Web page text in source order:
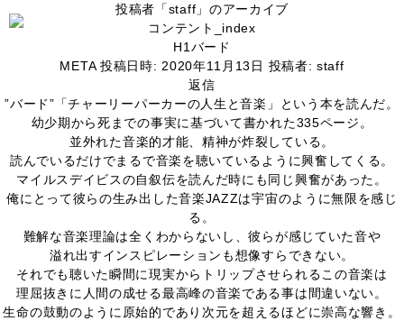
投稿者「staff 」のアーカイブ
コンテント_index
H1 バード
META 投稿日時: 2020年11月13日 投稿者:staff
返信
”バード”「チャーリーパーカーの人生と音楽」という本を読んだ。
幼少期から死までの事実に基づいて書かれた335ページ。
並外れた音楽的才能、精神が炸裂している。
読んでいるだけでまるで音楽を聴いているように興奮してくる。
マイルスデイビスの自叙伝を読んだ時にも同じ興奮があった。
俺にとって彼らの生み出した音楽JAZZは宇宙のように無限を感じ
る。
難解な音楽理論は全くわからないし、彼らが感じていた音や
溢れ出すインスピレーションも想像すらできない。
それでも聴いた瞬間に現実からトリップさせられるこの音楽は
理屈抜きに人間の成せる最高峰の音楽である事は間違いない。
生命の鼓動のように原始的であり次元を超えるほどに崇高な響き。